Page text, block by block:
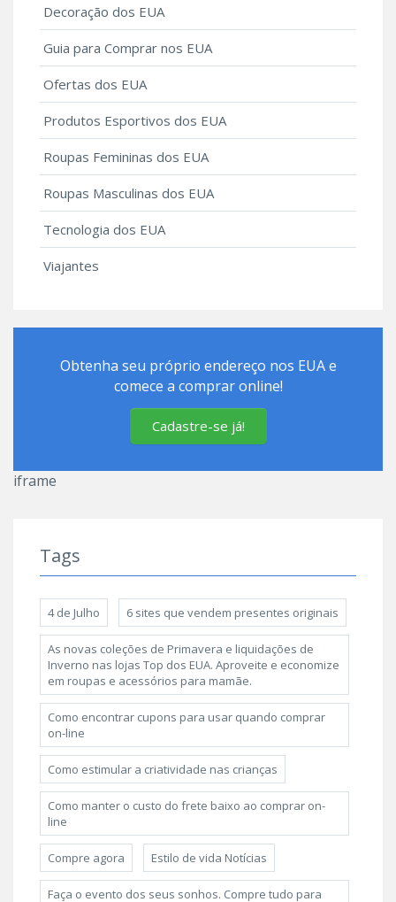
Decoração dos EUA
Guia para Comprar nos EUA
Ofertas dos EUA
Produtos Esportivos dos EUA
Roupas Femininas dos EUA
Roupas Masculinas dos EUA
Tecnologia dos EUA
Viajantes
Obtenha seu próprio endereço nos EUA e
comece a comprar online!
Cadastre-se já!
iframe
Tags
4 de Julho 6 sites que vendem presentes originais
As novas coleções de Primavera e liquidações de
Inverno nas lojas Top dos EUA. Aproveite e economize
em roupas e acessórios para mamãe.
Como encontrar cupons para usar quando comprar
on-line
Como estimular a criatividade nas crianças
Como manter o custo do frete baixo ao comprar on-
line
Compre agora Estilo de vida Notícias
Faça o evento dos seus sonhos. Compre tudo para